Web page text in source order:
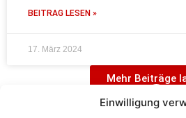
Einwilligung
BEITRAG LESEN »
17. März 2024
Mehr Beiträge